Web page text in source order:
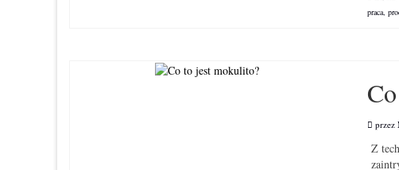
praca,
przez
Z